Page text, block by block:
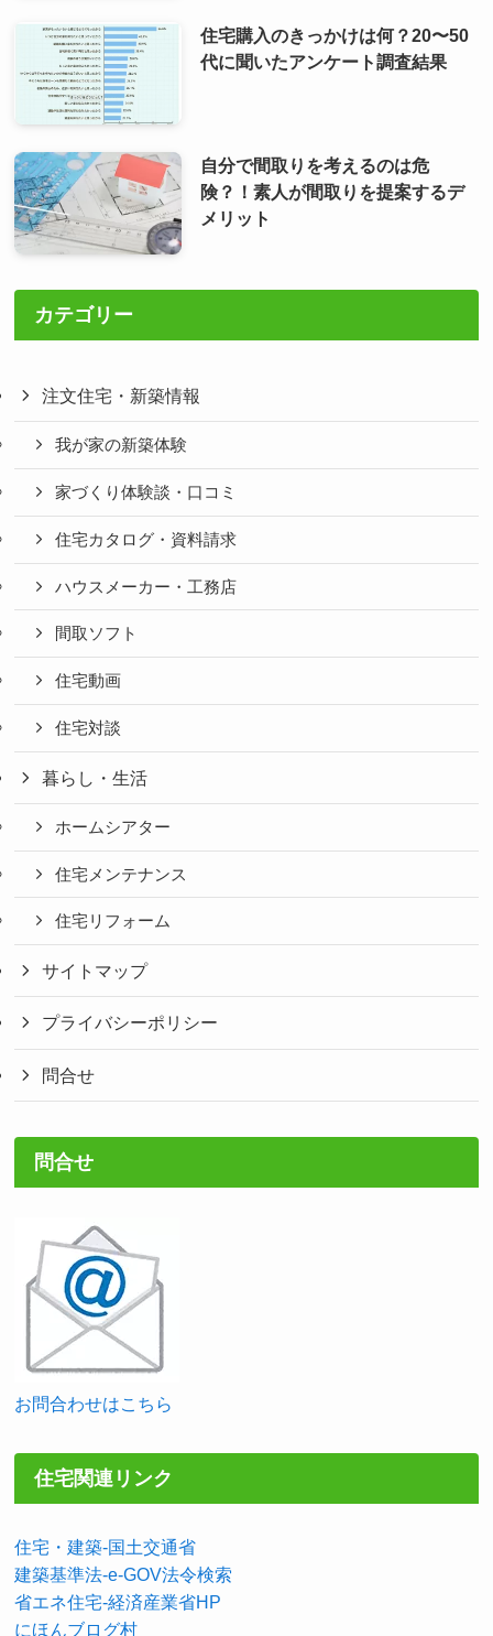
住宅購入のきっかけは何？20〜50
代に聞いたアンケート調査結果
自分で間取りを考えるのは危
険？！素人が間取りを提案するデ
メリット
カテゴリー
注文住宅・新築情報
我が家の新築体験
家づくり体験談・口コミ
住宅カタログ・資料請求
ハウスメーカー・工務店
間取ソフト
住宅動画
住宅対談
暮らし・生活
ホームシアター
住宅メンテナンス
住宅リフォーム
サイトマップ
プライバシーポリシー
問合せ
問合せ
お問合わせはこちら
住宅関連リンク
住宅・建築-国土交通省
建築基準法-e-GOV法令検索
省エネ住宅-経済産業省HP
にほんブログ村